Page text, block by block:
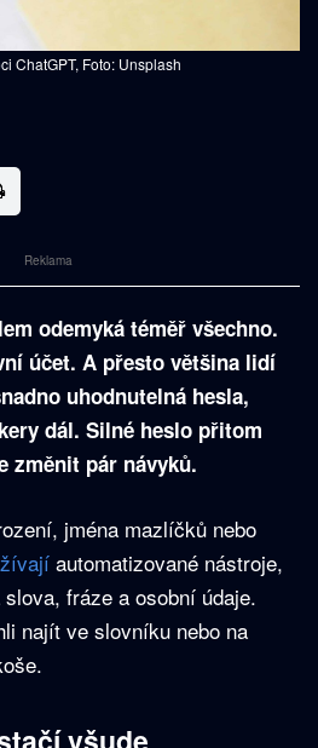
ChatGPT, Foto: Unsplash
Reklama
odemyká téměř všechno.
účet. A přesto většina lidí
uhodnutelná hesla,
dál. Silné heslo přitom
změnit pár návyků.
jména mazlíčků nebo
automatizované nástroje,
fráze a osobní údaje.
najít ve slovníku nebo na